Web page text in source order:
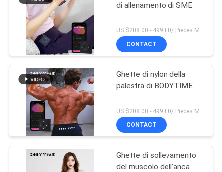
di allenamento di SME
US $208.00 - 499.00/ Pieces MOQ:1pieces
CONTACT
Ghette di nylon della
palestra di BODYTIME
US $208.00 - 499.00/ Pieces MOQ:1pieces
CONTACT
Ghette di sollevamento
del muscolo dell'anca